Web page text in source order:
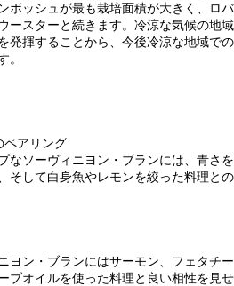
ボッシュが最も栽培面積が大きく、ロバ
ースターと続きます。冷涼な気候の地域
発揮することから、今後冷涼な地域での
。
ペアリング
なソーヴィニヨン・ブランには、青さを
そして白身魚やレモンを絞った料理との
ヨン・ブランにはサーモン、フェタチー
ブオイルを使った料理と良い相性を見せ